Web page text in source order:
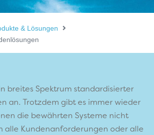
& Lösungen
breites Spektrum standardisierter
an. Trotzdem gibt es immer wieder
die bewährten Systeme nicht
alle Kundenanforderungen oder alle